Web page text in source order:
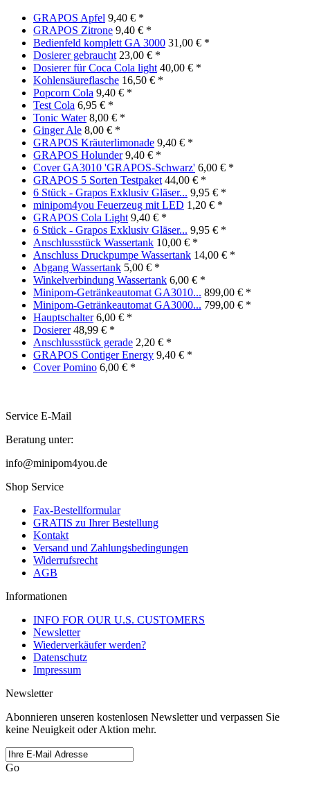
GRAPOS Apfel 9,40 € *
GRAPOS Zitrone 9,40 € *
Bedienfeld komplett GA 3000 31,00 € *
Dosierer gebraucht 23,00 € *
Dosierer für Coca Cola light 40,00 € *
Kohlensäureflasche 16,50 € *
Popcorn Cola 9,40 € *
Test Cola 6,95 € *
Tonic Water 8,00 € *
Ginger Ale 8,00 € *
GRAPOS Kräuterlimonade 9,40 € *
GRAPOS Holunder 9,40 € *
Cover GA3010 'GRAPOS-Schwarz' 6,00 € *
GRAPOS 5 Sorten Testpaket 44,00 € *
6 Stück - Grapos Exklusiv Gläser... 9,95 € *
minipom4you Feuerzeug mit LED 1,20 € *
GRAPOS Cola Light 9,40 € *
6 Stück - Grapos Exklusiv Gläser... 9,95 € *
Anschlussstück Wassertank 10,00 € *
Anschluss Druckpumpe Wassertank 14,00 € *
Abgang Wassertank 5,00 € *
Winkelverbindung Wassertank 6,00 € *
Minipom-Getränkeautomat GA3010... 899,00 € *
Minipom-Getränkeautomat GA3000... 799,00 € *
Hauptschalter 6,00 € *
Dosierer 48,99 € *
Anschlussstück gerade 2,20 € *
GRAPOS Contiger Energy 9,40 € *
Cover Pomino 6,00 € *
Service E-Mail
Beratung unter:
info@minipom4you.de
Shop Service
Fax-Bestellformular
GRATIS zu Ihrer Bestellung
Kontakt
Versand und Zahlungsbedingungen
Widerrufsrecht
AGB
Informationen
INFO FOR OUR U.S. CUSTOMERS
Newsletter
Wiederverkäufer werden?
Datenschutz
Impressum
Newsletter
Abonnieren unseren kostenlosen Newsletter und verpassen Sie
keine Neuigkeit oder Aktion mehr.
Go